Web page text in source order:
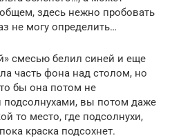
здесь нежно пробовать
не могу определить…
смесью белил синей и еще
часть фона над столом, но
бы она потом не
вы потом даже
то место, где подсолнухи,
краска подсохнет.